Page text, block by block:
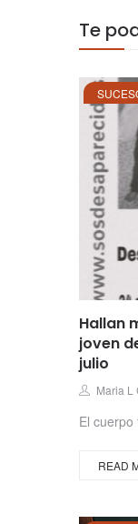
Te
Hallan
joven
julio
Author
Maria L
El
READ